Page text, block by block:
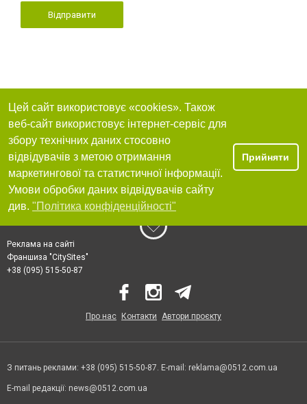
Відправити
Цей сайт використовує «cookies». Також
веб-сайт використовує інтернет-сервіс для
збору технічних даних стосовно
відвідувачів з метою отримання
маркетингової та статистичної інформації.
Умови обробки даних відвідувачів сайту
див. "Політика конфіденційності"
Прийняти
Реклама на сайті
Франшиза "CitySites"
+38 (095) 515-50-87
Про нас Контакти Автори проєкту
З питань реклами: +38 (095) 515-50-87. E-mail: reklama@0512.com.ua
E-mail редакції: news@0512.com.ua